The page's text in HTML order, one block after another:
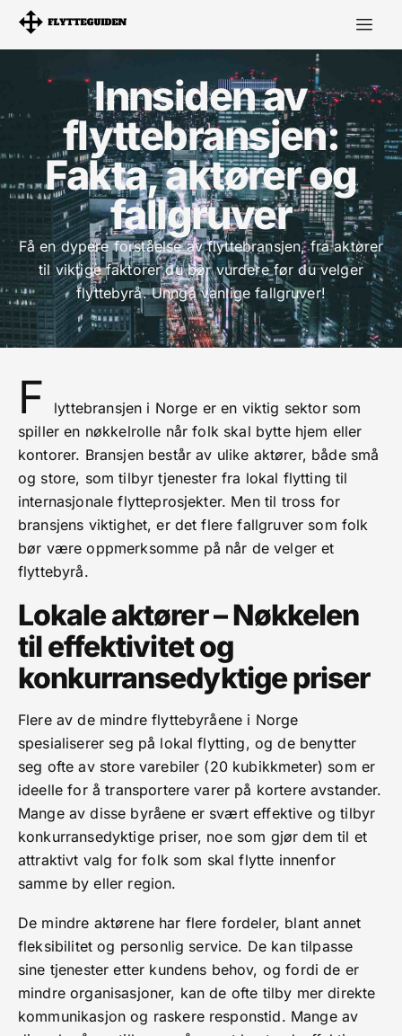
Innsiden av
flyttebransjen:
Fakta, aktører og
fallgruver
Få en dypere forståelse av flyttebransjen, fra aktører
til viktige faktorer du bør vurdere før du velger
flyttebyrå. Unngå vanlige fallgruver!
F
lyttebransjen i Norge er en viktig sektor som
spiller en nøkkelrolle når folk skal bytte hjem eller
kontorer. Bransjen består av ulike aktører, både små
og store, som tilbyr tjenester fra lokal flytting til
internasjonale flytteprosjekter. Men til tross for
bransjens viktighet, er det flere fallgruver som folk
bør være oppmerksomme på når de velger et
flyttebyrå.
Lokale aktører – Nøkkelen
til effektivitet og
konkurransedyktige priser
Flere av de mindre flyttebyråene i Norge
spesialiserer seg på lokal flytting, og de benytter
seg ofte av store varebiler (20 kubikkmeter) som er
ideelle for å transportere varer på kortere avstander.
Mange av disse byråene er svært effektive og tilbyr
konkurransedyktige priser, noe som gjør dem til et
attraktivt valg for folk som skal flytte innenfor
samme by eller region.
De mindre aktørene har flere fordeler, blant annet
fleksibilitet og personlig service. De kan tilpasse
sine tjenester etter kundens behov, og fordi de er
mindre organisasjoner, kan de ofte tilby mer direkte
kommunikasjon og raskere responstid. Mange av